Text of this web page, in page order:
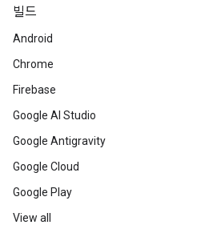
빌드
Android
Chrome
Firebase
Google AI Studio
Google Antigravity
Google Cloud
Google Play
View all